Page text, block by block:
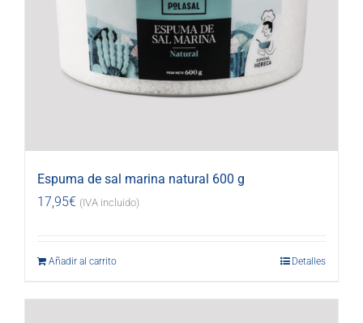
Espuma de sal marina natural 600 g
17,95€ (IVA incluido)
Añadir al carrito Detalles